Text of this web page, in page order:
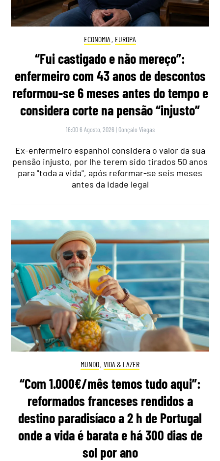
ECONOMIA , EUROPA
“Fui castigado e não mereço”:
enfermeiro com 43 anos de descontos
reformou-se 6 meses antes do tempo e
considera corte na pensão “injusto”
16:00 6 Agosto, 2026 | Gonçalo Viegas
Ex-enfermeiro espanhol considera o valor da sua
pensão injusto, por lhe terem sido tirados 50 anos
para "toda a vida", após reformar-se seis meses
antes da idade legal
MUNDO, VIDA & LAZER
“Com 1.000€/mês temos tudo aqui”:
reformados franceses rendidos a
destino paradisíaco a 2 h de Portugal
onde a vida é barata e há 300 dias de
sol por ano